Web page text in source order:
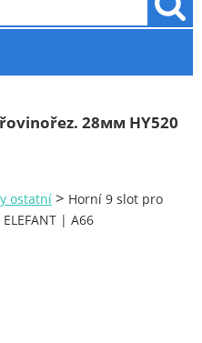
28мм HY520
ostatní > Horní 9 slot pro
| A66